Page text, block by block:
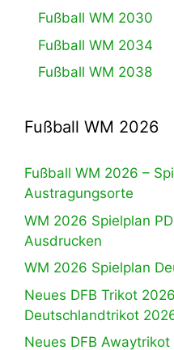
Fußball WM 2030
Fußball WM 2034
Fußball WM 2038
Fußball WM 2026
Fußball WM 2026 –
Austragungsorte
WM 2026 Spielplan
Ausdrucken
WM 2026 Spielplan
Neues DFB Trikot
Deutschlandtrikot
Neues DFB